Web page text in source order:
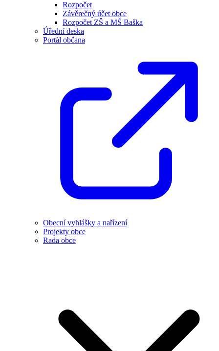
Rozpočet
Závěrečný účet obce
Rozpočet ZŠ a MŠ Baška
Úřední deska
Portál občana
Obecní vyhlášky a nařízení
Projekty obce
Rada obce